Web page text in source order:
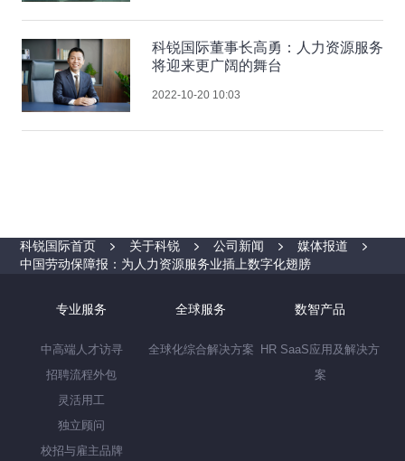
科锐国际董事长高勇：人力资源服务
将迎来更广阔的舞台
2022-10-20 10:03
科锐国际首页 关于科锐 公司新闻
媒体报道
中国劳动保障报：为人力资源服务业插上数字化翅膀
专业服务
中高端人才访寻
招聘流程外包
灵活用工
独立顾问
校招与雇主品牌
全球服务
全球化综合解决方案
数智产品
HR SaaS应用及解决方
案